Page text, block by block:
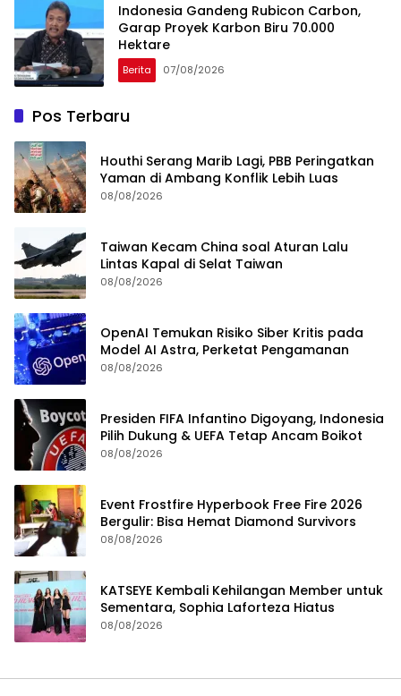
Indonesia Gandeng Rubicon Carbon,
Garap Proyek Karbon Biru 70.000
Hektare
Berita 07/08/2026
Pos Terbaru
Houthi Serang Marib Lagi, PBB Peringatkan
Yaman di Ambang Konflik Lebih Luas
08/08/2026
Taiwan Kecam China soal Aturan Lalu
Lintas Kapal di Selat Taiwan
08/08/2026
OpenAI Temukan Risiko Siber Kritis pada
Model AI Astra, Perketat Pengamanan
08/08/2026
Presiden FIFA Infantino Digoyang, Indonesia
Pilih Dukung & UEFA Tetap Ancam Boikot
08/08/2026
Event Frostfire Hyperbook Free Fire 2026
Bergulir: Bisa Hemat Diamond Survivors
08/08/2026
KATSEYE Kembali Kehilangan Member untuk
Sementara, Sophia Laforteza Hiatus
08/08/2026